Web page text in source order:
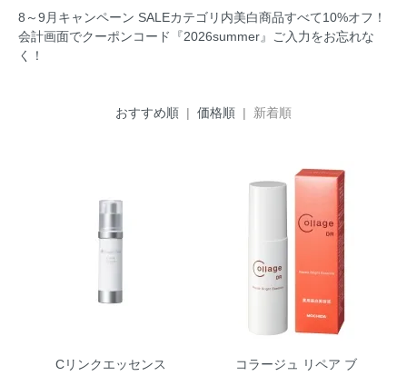
8～9月キャンペーン SALEカテゴリ内美白商品すべて10%オフ！
会計画面でクーポンコード『2026summer』ご入力をお忘れな
く！
おすすめ順 | 価格順 | 新着順
Cリンクエッセンス
コラージュ リペア ブ